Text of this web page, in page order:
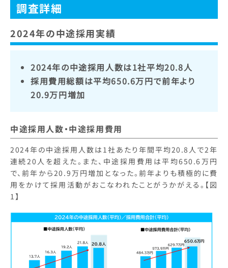
調査詳細
2024年の中途採用実績
2024年の中途採用人数は1社平均20.8人
採用費用総額は平均650.6万円で前年より
20.9万円増加
中途採用人数・中途採用費用
2024年の中途採用人数は1社あたり年間平均20.8人で2年
連続20人を超えた。また、中途採用費用は平均650.6万円
で、前年から20.9万円増加となった。前年よりも積極的に費
用をかけて採用活動がおこなわれたことがうかがえる。【図
1】